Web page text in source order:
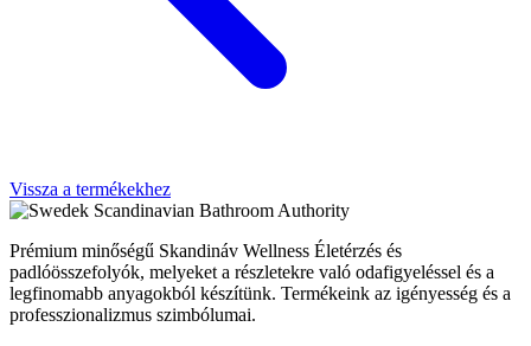
Vissza a termékekhez
Scandinavian Bathroom Authority
Prémium minőségű Skandináv Wellness Életérzés és
padlóösszefolyók, melyeket a részletekre való odafigyeléssel és a
legfinomabb anyagokból készítünk. Termékeink az igényesség és a
professzionalizmus szimbólumai.